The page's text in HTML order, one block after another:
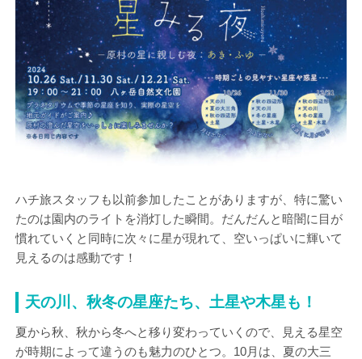
ハチ旅スタッフも以前参加したことがありますが、特に驚い
たのは園内のライトを消灯した瞬間。だんだんと暗闇に目が
慣れていくと同時に次々に星が現れて、空いっぱいに輝いて
見えるのは感動です！
天の川、秋冬の星座たち、土星や木星も！
夏から秋、秋から冬へと移り変わっていくので、見える星空
が時期によって違うのも魅力のひとつ。10月は、夏の大三